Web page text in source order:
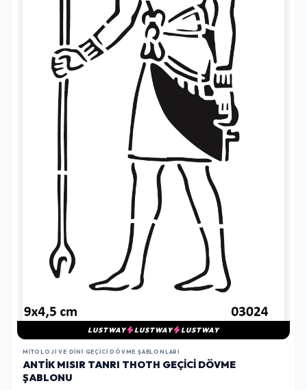
LUSTWAY LUSTWAY LUSTWAY
MITOLOJI VE DINI GEÇICI DÖVME ŞABLONLARI
ANTIK MISIR TANRI THOTH GEÇICI DÖVME
ŞABLONU